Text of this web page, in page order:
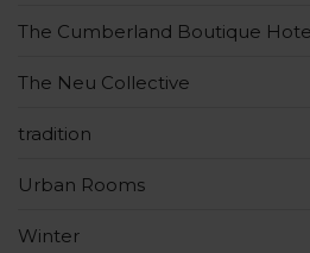
The Cumberland Boutique
The Neu Collective
tradition
Urban Rooms
Winter